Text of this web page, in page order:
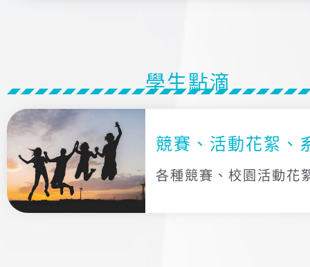
學生點滴
競賽、活動花絮、
各種競賽、校園活動花